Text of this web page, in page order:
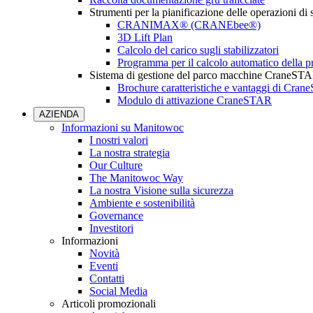
Strumenti per la pianificazione delle operazioni di
CRANIMAX® (CRANEbee®)
3D Lift Plan
Calcolo del carico sugli stabilizzatori
Programma per il calcolo automatico della
Sistema di gestione del parco macchine
Brochure caratteristiche e vantaggi di
Modulo di attivazione CraneSTAR
AZIENDA
Informazioni su Manitowoc
I nostri valori
La nostra strategia
Our Culture
The Manitowoc Way
La nostra Visione sulla sicurezza
Ambiente e sostenibilità
Governance
Investitori
Informazioni
Novità
Eventi
Contatti
Social Media
Articoli promozionali